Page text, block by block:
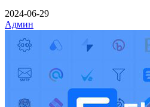
2024-06-29
Админ